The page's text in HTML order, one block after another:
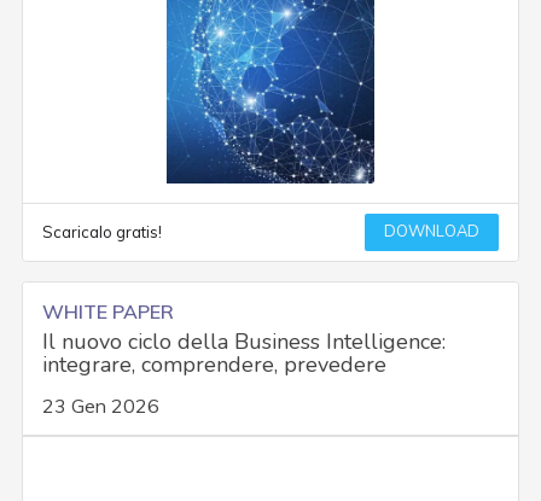
Scaricalo gratis! DOWNLOAD
WHITE PAPER
Il nuovo ciclo della Business Intelligence:
integrare, comprendere, prevedere
23 Gen 2026